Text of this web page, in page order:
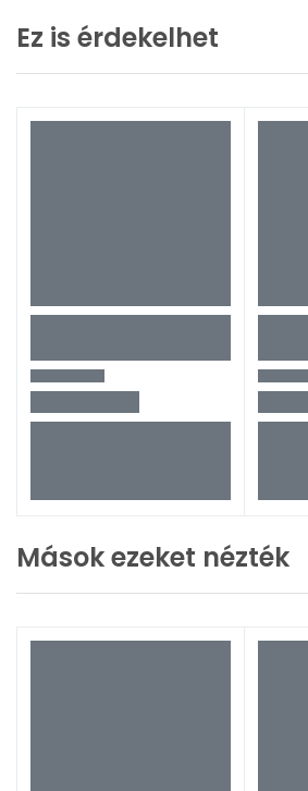
Ez is érdekelhet
Mások ezeket nézték